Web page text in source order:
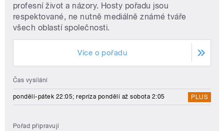
profesní život a názory. Hosty pořadu jsou
respektované, ne nutně mediálně známé tváře
všech oblastí společnosti.
Více o pořadu
Čas vysílání
pondělí-pátek 22:05; repríza pondělí až sobota 2:05 PLUS
Pořad připravují